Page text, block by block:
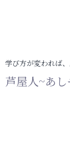
学び方が変われば、
芦屋人~あ